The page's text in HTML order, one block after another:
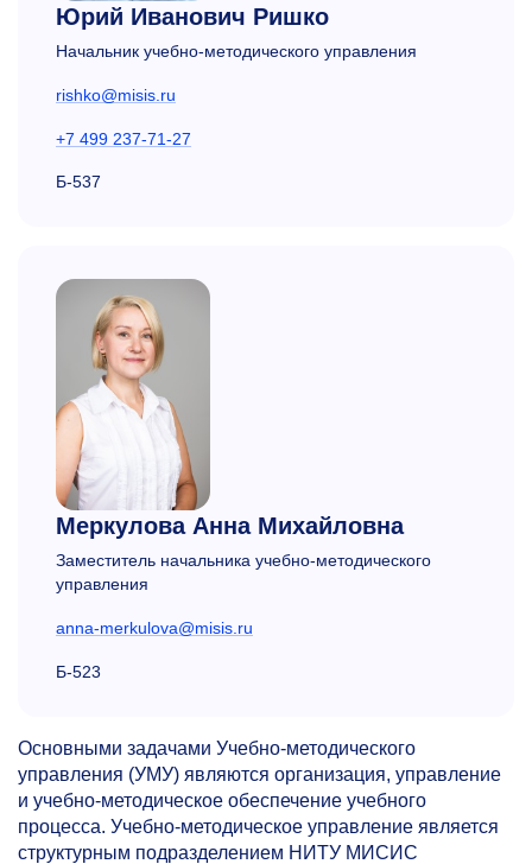
Юрий Иванович Ришко
Начальник учебно-методического управления
rishko@misis.ru
+7 499 237-71-27
Б-537
Меркулова Анна Михайловна
Заместитель начальника учебно-методического
управления
anna-merkulova@misis.ru
Б-523
Основными задачами Учебно-методического
управления (УМУ) являются организация, управление
и учебно-методическое обеспечение учебного
процесса. Учебно-методическое управление является
структурным подразделением НИТУ МИСИС